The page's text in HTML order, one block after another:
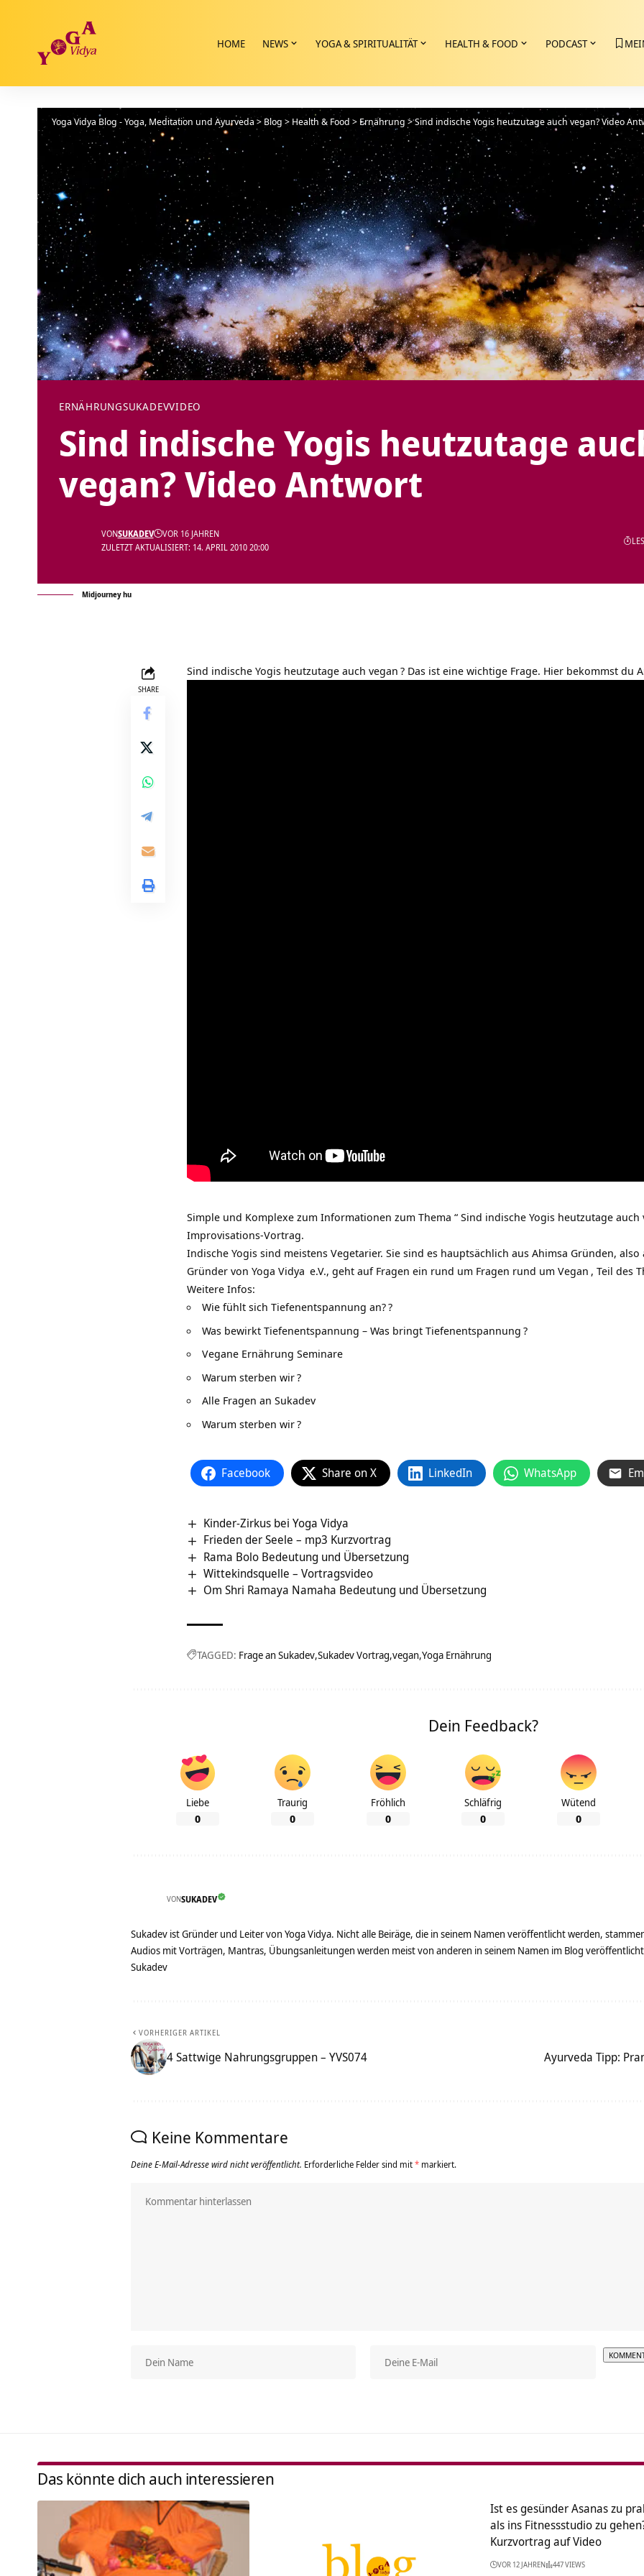
HOME NEWS YOGA & SPIRITUALITÄT HEALTH & FOOD PODCAST
Yoga Vidya Blog - Yoga, Meditation und Ayurveda > Blog > Health & Food >Ernährung >Sind indische Yogis heutzutage auch vegan? Video
ERNÄHRUNGSUKADEVVIDEO
Sind indische Yogis heutzutage
vegan? Video Antwort
ZULETZT AKTUALISIERT: 14. APRIL 2010 20:00
VONSUKADEV VOR 16 JAHREN
Midjourney hu
SHARE
Sind indische Yogis heutzutage auch vegan ? Das ist eine wichtige Frage. Hier bekommst du
Simple und Komplexe zum Informationen zum Thema “ Sind indische Yogis heutzutage auch
Improvisations-Vortrag.
Indische Yogis sind meistens Vegetarier. Sie sind es hauptsächlich aus Ahimsa Gründen,
Gründer von Yoga Vidya e.V., geht auf Fragen ein rund um Fragen rund um Vegan , Teil des
Weitere Infos:
Wie fühlt sich Tiefenentspannung an??
Was bewirkt Tiefenentspannung – Was bringt Tiefenentspannung ?
Vegane Ernährung Seminare
Warum sterben wir?
Alle Fragen an Sukadev
Warum sterben wir?
Facebook Share on X LinkedIn WhatsApp
Kinder-Zirkus bei Yoga Vidya
Frieden der Seele – mp3 Kurzvortrag
Rama Bolo Bedeutung und Übersetzung
Wittekindsquelle‏‎ – Vortragsvideo
Om Shri Ramaya Namaha Bedeutung und Übersetzung
TAGGED: Frage an Sukadev Sukadev Vortrag vegan Yoga Ernährung
Dein Feedback?
Liebe
0
Traurig
0
Fröhlich
0
Schläfrig
0
Wütend
0
VONSUKADEV
Sukadev ist Gründer und Leiter von Yoga Vidya. Nicht alle Beiräge, die in seinem Namen veröffentlicht werden,
Audios mit Vorträgen, Mantras, Übungsanleitungen werden meist von anderen in seinem Namen im Blog
Sukadev
VORHERIGER ARTIKEL
4 Sattwige Nahrungsgruppen – YVS074 Ayurveda Tipp:
Keine Kommentare
Deine E-Mail-Adresse wird nicht veröffentlicht. Erforderliche Felder sind mit* markiert.
Das könnte dich auch interessieren
Ist es gesünder Asanas zu
als ins Fitnessstudio zu
Kurzvortrag auf Video
VOR 12 JAHREN 447 VIEWS